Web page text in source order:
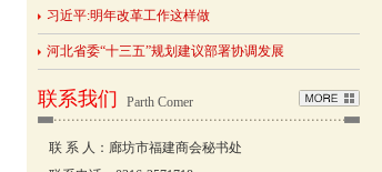
习近平:明年改革工作这样做
河北省委“十三五”规划建议部署协调发展
联系我们 Parth Comer
联 系 人：廊坊市福建商会秘书处